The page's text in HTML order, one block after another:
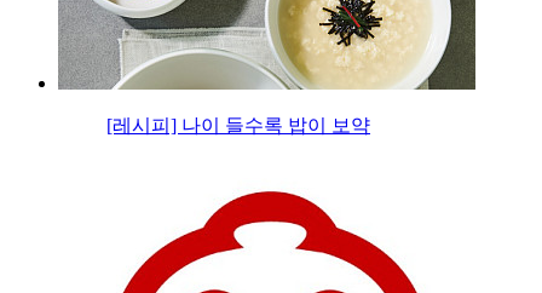
[레시피] 나이 들수록 밥이 보약